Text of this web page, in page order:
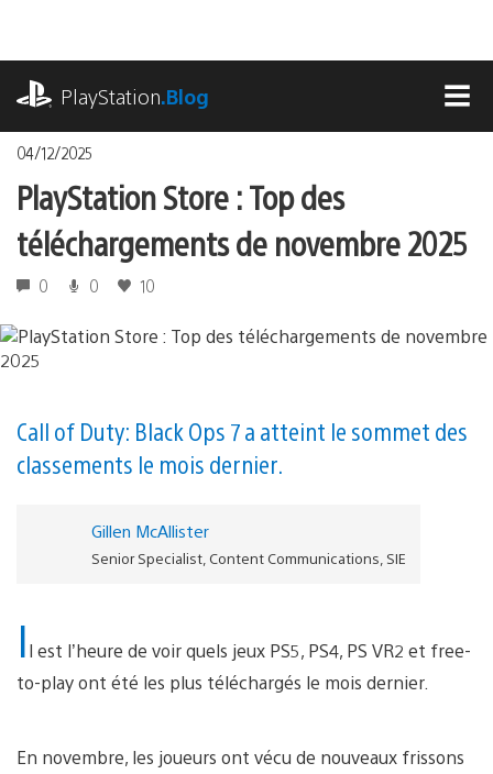
contenu
PlayStation.Blog
04/12/2025
PlayStation Store : Top des
téléchargements de novembre 2025
0 0 10
Call of Duty: Black Ops 7 a atteint le sommet des
classements le mois dernier.
Gillen McAllister
Senior Specialist, Content Communications, SIE
Il est l’heure de voir quels jeux PS5, PS4, PS VR2 et free-
to-play ont été les plus téléchargés le mois dernier.
En novembre, les joueurs ont vécu de nouveaux frissons